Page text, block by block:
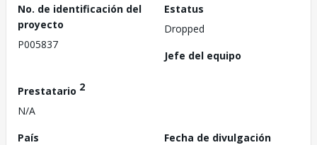
No. de identificación del
proyecto
P005837
Estatus
Dropped
Jefe del equipo
Prestatario 2
N/A
País
Fecha de divulgación